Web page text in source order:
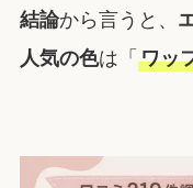
結論から言うと、
人気の色は「 ワッ